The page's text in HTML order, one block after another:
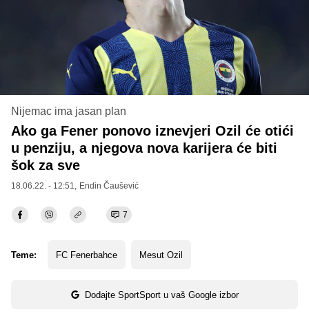
Nijemac ima jasan plan
Ako ga Fener ponovo iznevjeri Ozil će otići
u penziju, a njegova nova karijera će biti
šok za sve
18.06.22. - 12:51, Endin Čaušević
7
Teme: FC Fenerbahce Mesut Ozil
Dodajte SportSport u vaš Google izbor